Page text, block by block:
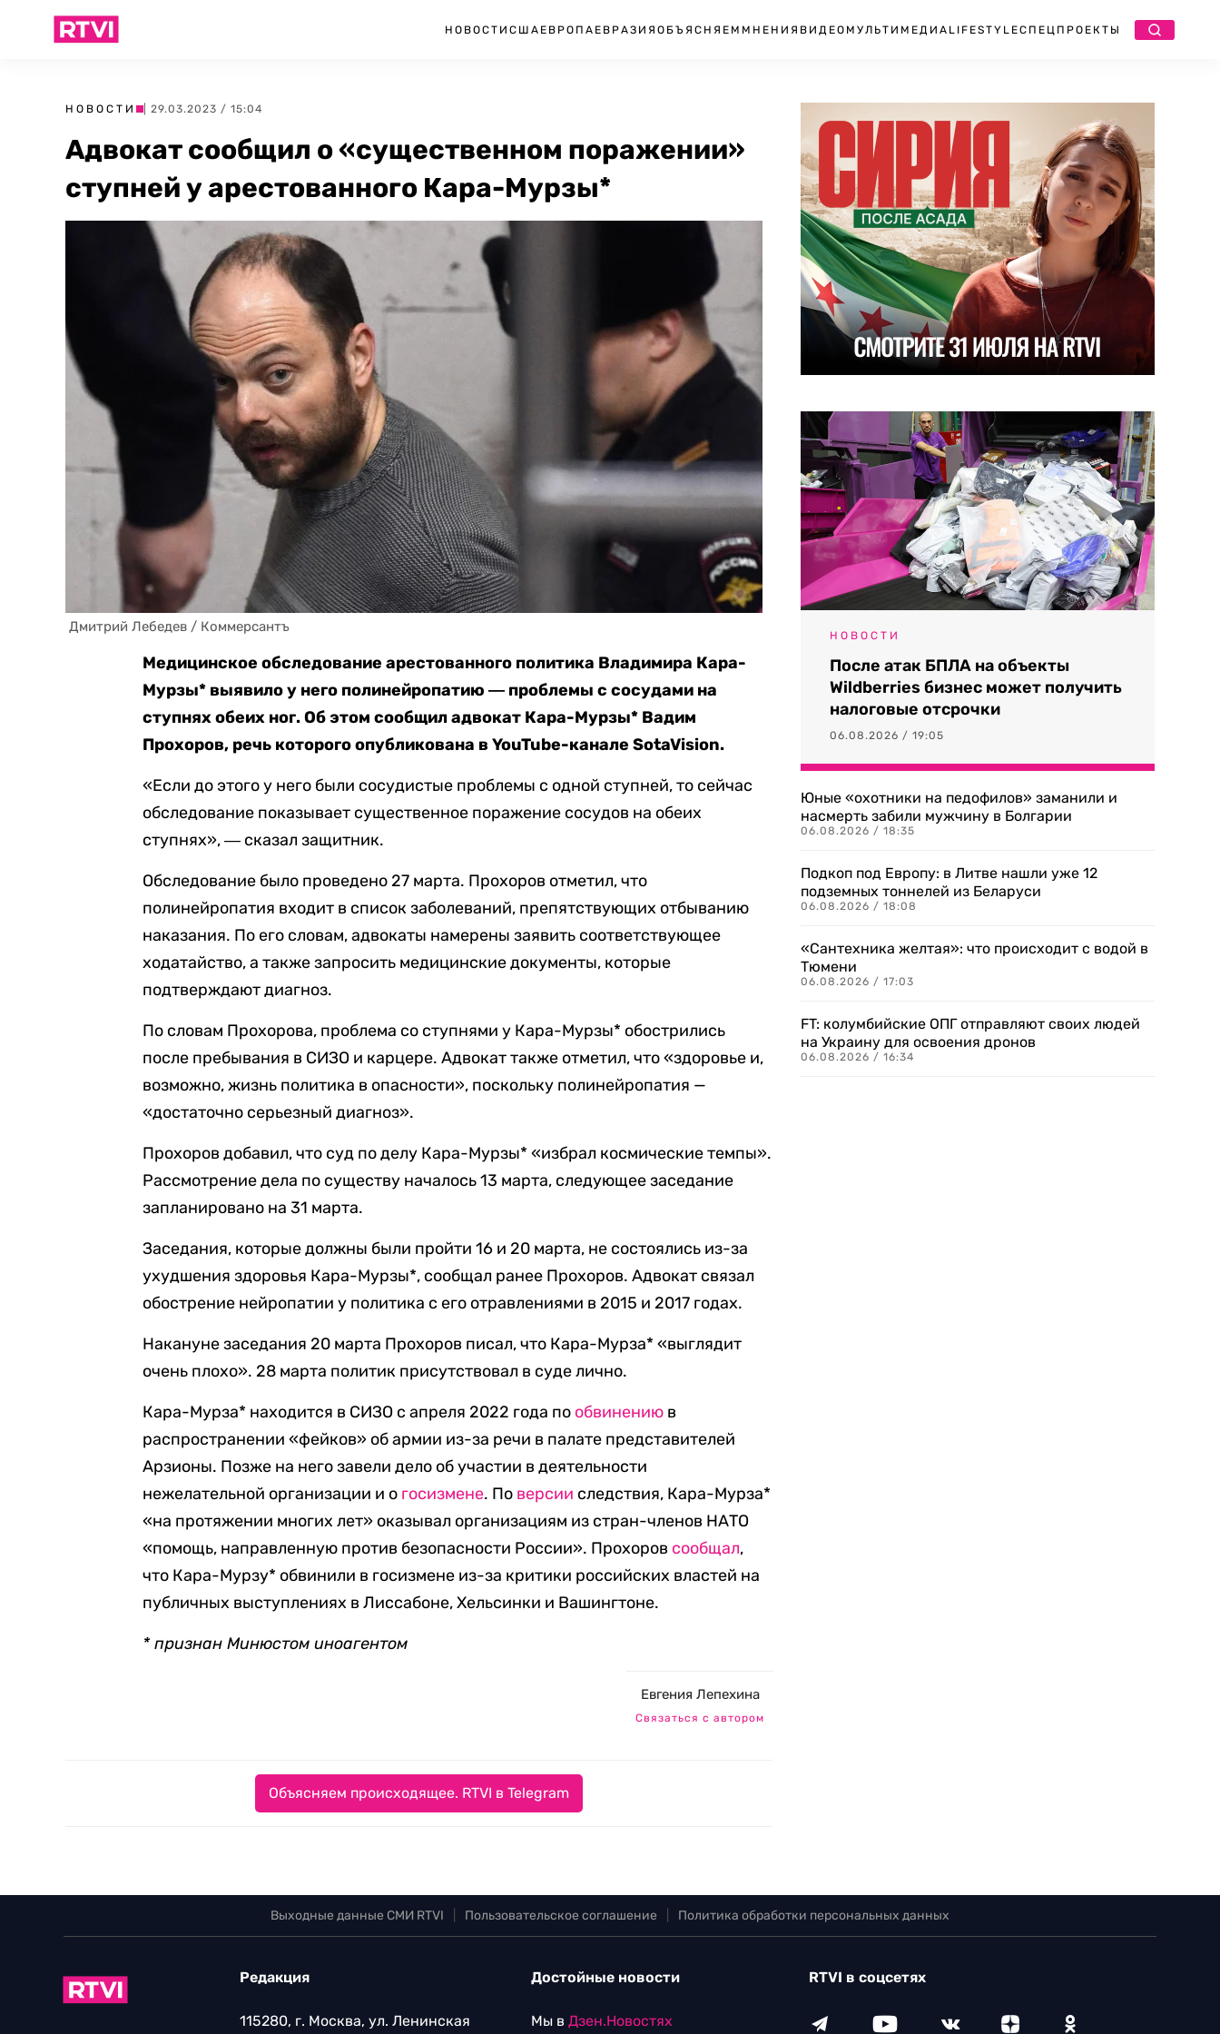
НОВОСТИ США ЕВРОПА ЕВРАЗИЯ ОБЪЯСНЯЕМ МНЕНИЯ ВИДЕО МУЛЬТИМЕДИА LIFESTYLEСПЕЦПРОЕКТЫ
НОВОСТИ | 29.03.2023 / 15:04
Адвокат сообщил о «существенном поражении»
ступней у арестованного Кара-Мурзы*
Дмитрий Лебедев / Коммерсантъ
Медицинское обследование арестованного политика Владимира Кара-
Мурзы* выявило у него полинейропатию ― проблемы с сосудами на
ступнях обеих ног. Об этом сообщил адвокат Кара-Мурзы* Вадим
Прохоров, речь которого опубликована вYouTube-каналеSotaVision.
«Если до этого у него были сосудистые проблемы с одной ступней, то сейчас
обследование показывает существенное поражение сосудов на обеих
ступнях»,― сказал защитник.
Обследование было проведено 27 марта. Прохоров отметил, что
полинейропатия входит в список заболеваний, препятствующих отбыванию
наказания. По его словам, адвокаты намерены заявить соответствующее
ходатайство, а также запросить медицинские документы, которые
подтверждают диагноз.
По словам Прохорова, проблема со ступнями у Кара-Мурзы* обострились
после пребывания в СИЗО и карцере. Адвокат также отметил, что «здоровье и,
возможно, жизнь политика в опасности», поскольку полинейропатия —
«достаточно серьезный диагноз».
Прохоров добавил, что суд по делу Кара-Мурзы* «избрал космические темпы».
Рассмотрение дела по существу началось 13 марта, следующее заседание
запланировано на 31 марта.
Заседания, которые должны были пройти 16 и 20 марта, не состоялись из-за
ухудшения здоровья Кара-Мурзы*, сообщал ранее Прохоров. Адвокат связал
обострение нейропатии у политика с его отравлениями в 2015 и 2017 годах.
Накануне заседания 20 марта Прохоров писал, что Кара-Мурза* «выглядит
очень плохо». 28 марта политик присутствовал в суде лично.
Кара-Мурза* находится в СИЗО с апреля 2022 года по обвинению в
распространении «фейков» об армии из-за речи в палате представителей
Арзионы. Позже на него завели дело об участии в деятельности
нежелательной организации и о госизмене. По версии следствия, Кара-Мурза*
«на протяжении многих лет» оказывал организациям из стран-членов НАТО
«помощь, направленную против безопасности России». Прохоров сообщал,
что Кара-Мурзу* обвинили в госизмене из-за критики российских властей на
публичных выступлениях в Лиссабоне, Хельсинки и Вашингтоне.
* признан Минюстом иноагентом
Евгения Лепехина
Связаться с автором
Объясняем происходящее. RTVI в Telegram
НОВОСТИ
После атак БПЛА на объекты
Wildberries бизнес может получить
налоговые отсрочки
06.08.2026 / 19:05
Юные «охотники на педофилов» заманили и
насмерть забили мужчину в Болгарии
06.08.2026 / 18:35
Подкоп под Европу: в Литве нашли уже 12
подземных тоннелей из Беларуси
06.08.2026 / 18:08
«Сантехника желтая»: что происходит с водой в
Тюмени
06.08.2026 / 17:03
FT: колумбийские ОПГ отправляют своих людей
на Украину для освоения дронов
06.08.2026 / 16:34
Выходные данные СМИ RTVI Пользовательское соглашение Политика обработки персональных данных
Редакция
115280, г. Москва, ул. Ленинская
Достойные новости
Мы в Дзен.Новостях
RTVI в соцсетях